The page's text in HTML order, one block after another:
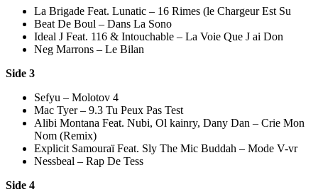
La Brigade Feat. Lunatic – 16 Rimes (le Chargeur Est Su
Beat De Boul – Dans La Sono
Ideal J Feat. 116 & Intouchable – La Voie Que J ai Don
Neg Marrons – Le Bilan
Side 3
Sefyu – Molotov 4
Mac Tyer – 9.3 Tu Peux Pas Test
Alibi Montana Feat. Nubi, Ol kainry, Dany Dan – Crie Mon
Nom (Remix)
Explicit Samouraï Feat. Sly The Mic Buddah – Mode V-vr
Nessbeal – Rap De Tess
Side 4